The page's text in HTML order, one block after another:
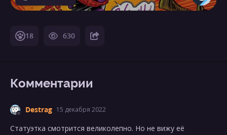
18 630
Комментарии
Destrag 15 декабря 2022
Статуэтка смотрится великолепно. Но не вижу её